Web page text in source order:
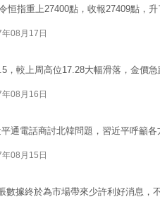
指重上27400點，收報27409點，升
08月17日
，較上周高位17.28大幅滑落，金價急
08月16日
通電話商討北韓問題，習近平呼籲各
08月15日
數據終於為市場帶來少許利好消息，